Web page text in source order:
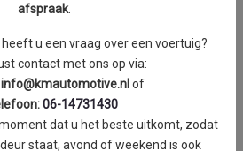
Automaat
3
999 cc
85 kW / 116 PK
203 km/h
afspraak.
u een vraag over een voertuig?
contact met ons op via:
info@kmautomotive.nlof
06-14731430
dat u het beste uitkomt, zodat
staat, avond of weekend is ook